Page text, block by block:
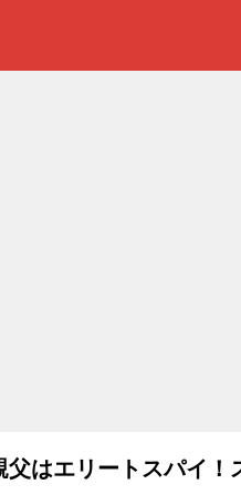
父はエリートスパイ